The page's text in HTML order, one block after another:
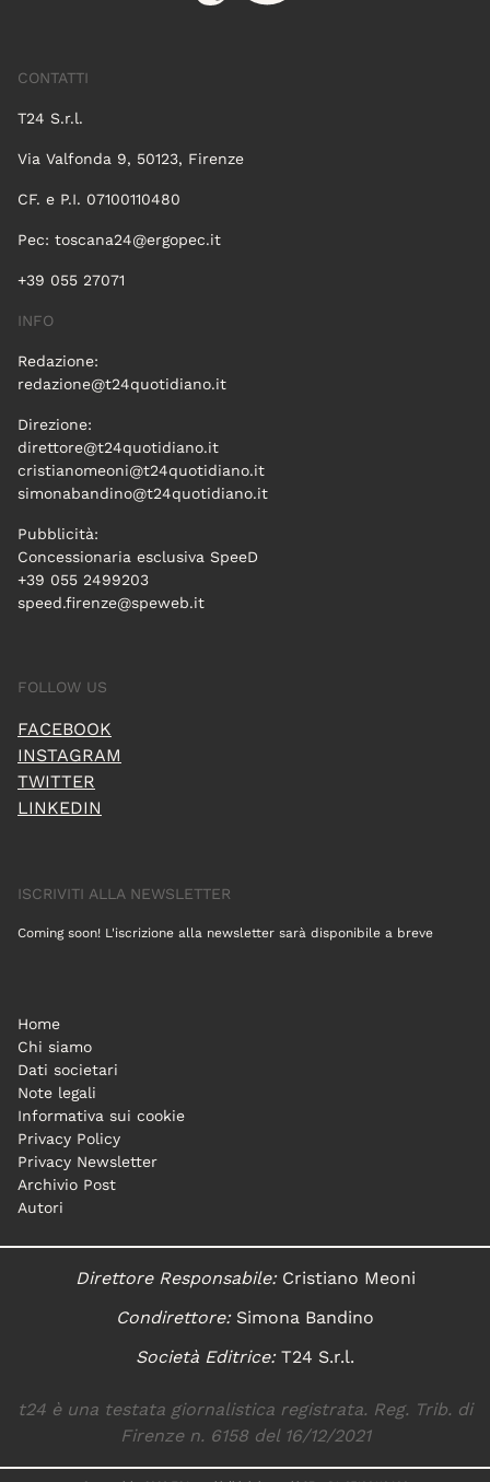
CONTATTI
T24 S.r.l.
Via Valfonda 9, 50123, Firenze
CF. e P.I. 07100110480
Pec: toscana24@ergopec.it
+39 055 27071
INFO
Redazione:
redazione@t24quotidiano.it
Direzione:
direttore@t24quotidiano.it
cristianomeoni@t24quotidiano.it
simonabandino@t24quotidiano.it
Pubblicità:
Concessionaria esclusiva SpeeD
+39 055 2499203
speed.firenze@speweb.it
FOLLOW US
FACEBOOK
INSTAGRAM
TWITTER
LINKEDIN
ISCRIVITI ALLA NEWSLETTER
Coming soon! L'iscrizione alla newsletter sarà disponibile a breve
Home
Chi siamo
Dati societari
Note legali
Informativa sui cookie
Privacy Policy
Privacy Newsletter
Archivio Post
Autori
Direttore Responsabile:Cristiano Meoni
Condirettore:Simona Bandino
Società Editrice:T24 S.r.l.
t24 è una testata giornalistica registrata. Reg. Trib. di
Firenze n. 6158 del 16/12/2021